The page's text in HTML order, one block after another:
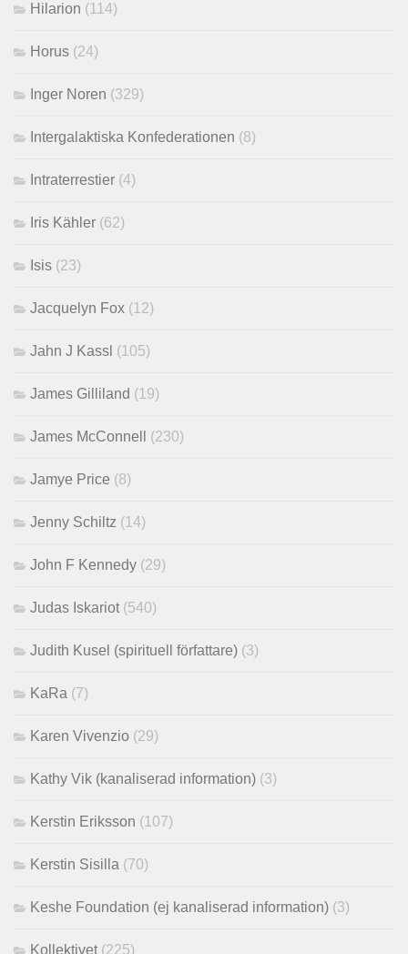
Hilarion (114)
Horus (24)
Inger Noren (329)
Intergalaktiska Konfederationen (8)
Intraterrestier (4)
Iris Kähler (62)
Isis (23)
Jacquelyn Fox (12)
Jahn J Kassl (105)
James Gilliland (19)
James McConnell (230)
Jamye Price (8)
Jenny Schiltz (14)
John F Kennedy (29)
Judas Iskariot(540)
Judith Kusel (spirituell författare) (3)
KaRa (7)
Karen Vivenzio (29)
Kathy Vik (kanaliserad information) (3)
Kerstin Eriksson (107)
Kerstin Sisilla (70)
Keshe Foundation (ej kanaliserad information) (3)
Kollektivet(225)